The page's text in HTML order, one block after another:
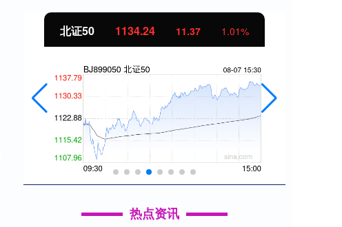
北证50 1134.24 11.37 1.01%
热点资讯